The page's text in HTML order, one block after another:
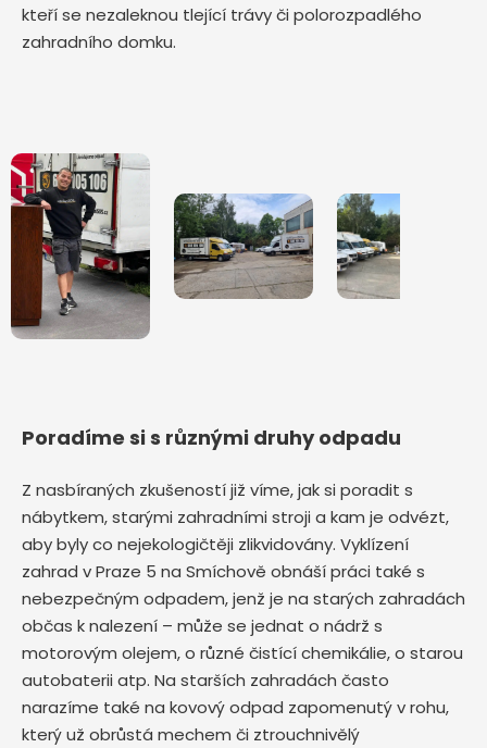
kteří se nezaleknou tlející trávy či polorozpadlého
zahradního domku.
Poradíme si s různými druhy odpadu
Z nasbíraných zkušeností již víme, jak si poradit s
nábytkem, starými zahradními stroji a kam je odvézt,
aby byly co nejekologičtěji zlikvidovány. Vyklízení
zahrad v Praze 5 na Smíchově obnáší práci také s
nebezpečným odpadem, jenž je na starých zahradách
občas k nalezení – může se jednat o nádrž s
motorovým olejem, o různé čistící chemikálie, o starou
autobaterii atp. Na starších zahradách často
narazíme také na kovový odpad zapomenutý v rohu,
který už obrůstá mechem či ztrouchnivělý